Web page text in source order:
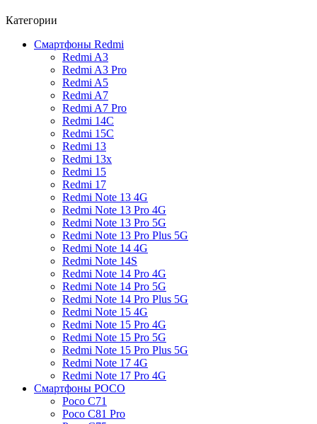
Категории
Смартфоны Redmi
Redmi A3
Redmi A3 Pro
Redmi A5
Redmi A7
Redmi A7 Pro
Redmi 14C
Redmi 15C
Redmi 13
Redmi 13x
Redmi 15
Redmi 17
Redmi Note 13 4G
Redmi Note 13 Pro 4G
Redmi Note 13 Pro 5G
Redmi Note 13 Pro Plus 5G
Redmi Note 14 4G
Redmi Note 14S
Redmi Note 14 Pro 4G
Redmi Note 14 Pro 5G
Redmi Note 14 Pro Plus 5G
Redmi Note 15 4G
Redmi Note 15 Pro 4G
Redmi Note 15 Pro 5G
Redmi Note 15 Pro Plus 5G
Redmi Note 17 4G
Redmi Note 17 Pro 4G
Смартфоны POCO
Poco C71
Poco C81 Pro